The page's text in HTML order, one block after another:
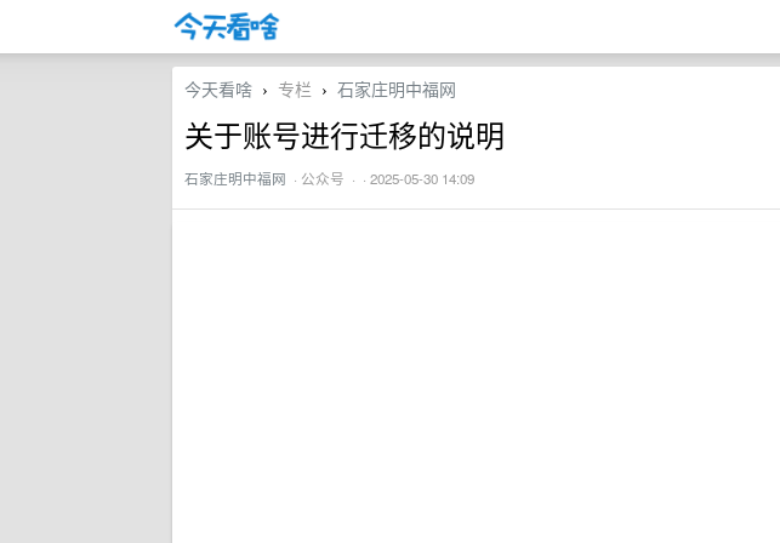
今天看啥 › 专栏 › 石家庄明中福网
关于账号进行迁移的说明
石家庄明中福网 · 公众号 · · 2025-05-30 14:09